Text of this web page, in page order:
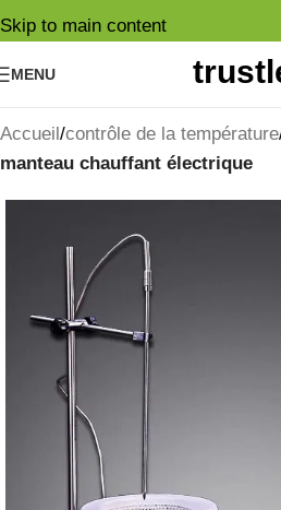
Skip to main content
MENU
Accueil contrôle de la température
manteau chauffant électrique